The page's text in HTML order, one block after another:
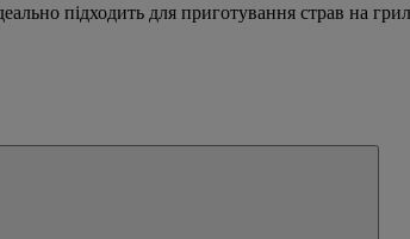
підходить для приготування страв на